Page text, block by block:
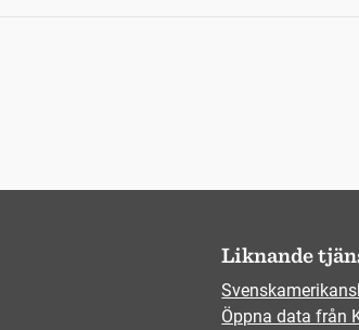
Liknande
Öppna data från